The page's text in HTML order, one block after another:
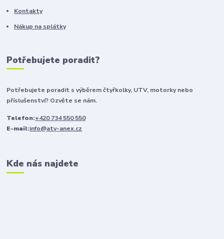
Kontakty
Nákup na splátky
Potřebujete poradit?
Potřebujete poradit s výběrem čtyřkolky, UTV, motorky nebo
příslušenství? Ozvěte se nám.
Telefon:+420 734 550 550
E-mail:info@atv-anex.cz
Kde nás najdete